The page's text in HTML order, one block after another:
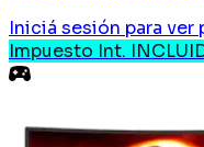
Iniciá sesión para ver
Impuesto Int.